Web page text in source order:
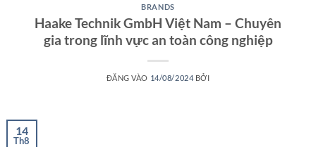
BRANDS
Haake Technik GmbH Việt Nam – Chuyên
gia trong lĩnh vực an toàn công nghiệp
ĐĂNG VÀO 14/08/2024 BỞI
14
Th8